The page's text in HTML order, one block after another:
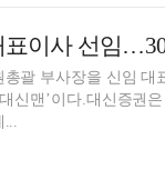
이사 선임
괄 부사장을 신임 대
신맨’이다.대신증권
...